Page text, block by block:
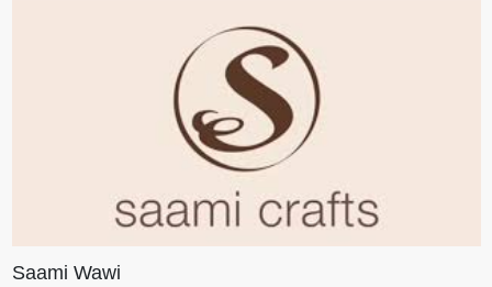
Saami Wawi